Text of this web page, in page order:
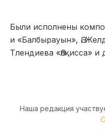
Были исполнены
и «Балбырауын», Ә.
Тлендиева «Әлқисса» и
Наша редакция